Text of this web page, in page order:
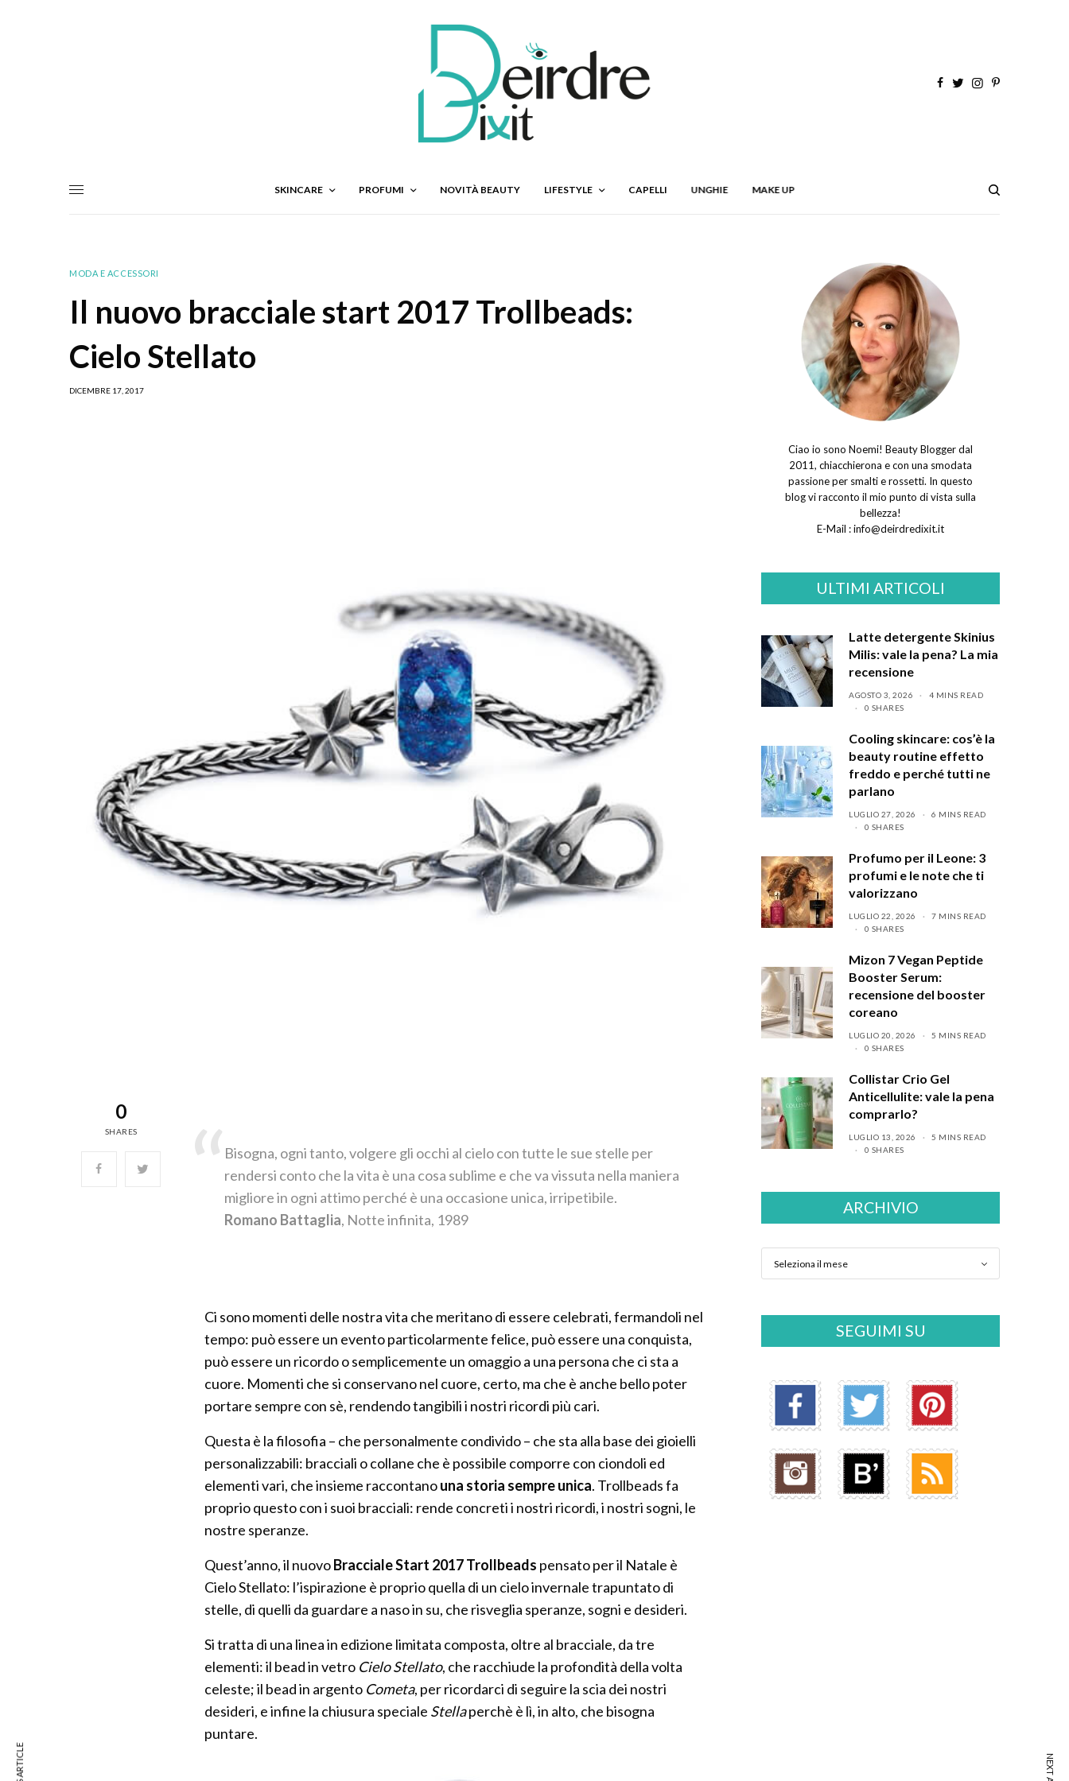
SKINCARE PROFUMI NOVITÀ BEAUTY LIFESTYLE CAPELLI UNGHIE MAKE UP
MODA E ACCESSORI
Il nuovo bracciale start 2017 Trollbeads:
Cielo Stellato
DICEMBRE 17, 2017
0
SHARES
Bisogna, ogni tanto, volgere gli occhi al cielo con tutte le sue stelle per
rendersi conto che la vita è una cosa sublime e che va vissuta nella maniera
migliore in ogni attimo perché è una occasione unica, irripetibile.
Romano Battaglia, Notte infinita, 1989
Ci sono momenti delle nostra vita che meritano di essere celebrati, fermandoli nel
tempo: può essere un evento particolarmente felice, può essere una conquista,
può essere un ricordo o semplicemente un omaggio a una persona che ci sta a
cuore. Momenti che si conservano nel cuore, certo, ma che è anche bello poter
portare sempre con sè, rendendo tangibili i nostri ricordi più cari.
Questa è la filosofia – che personalmente condivido – che sta alla base dei gioielli
personalizzabili: bracciali o collane che è possibile comporre con ciondoli ed
elementi vari, che insieme raccontanouna storia sempre unica. Trollbeads fa
proprio questo con i suoi bracciali: rende concreti i nostri ricordi, i nostri sogni, le
nostre speranze.
Quest’anno, il nuovoBracciale Start 2017 Trollbeads pensato per il Natale è
Cielo Stellato: l’ispirazione è proprio quella di un cielo invernale trapuntato di
stelle, di quelli da guardare a naso in su, che risveglia speranze, sogni e desideri.
Si tratta di una linea in edizione limitata composta, oltre al bracciale, da tre
elementi: il bead in vetro Cielo Stellato, che racchiude la profondità della volta
celeste; il bead in argento Cometa, per ricordarci di seguire la scia dei nostri
desideri, e infine la chiusura speciale Stellaperchè è lì, in alto, che bisogna
puntare.
Ciao io sono Noemi! Beauty Blogger dal
2011, chiacchierona e con una smodata
passione per smalti e rossetti. In questo
blog vi racconto il mio punto di vista sulla
bellezza!
E-Mail :info@deirdredixit.it
ULTIMI ARTICOLI
Latte detergente Skinius
Milis: vale la pena? La mia
recensione
AGOSTO 3, 2026
4 MINS READ
0 SHARES
Cooling skincare: cos’è la
beauty routine effetto
freddo e perché tutti ne
parlano
LUGLIO 27, 2026
6 MINS READ
0 SHARES
Profumo per il Leone: 3
profumi e le note che ti
valorizzano
LUGLIO 22, 2026
7 MINS READ
0 SHARES
Mizon 7 Vegan Peptide
Booster Serum:
recensione del booster
coreano
LUGLIO 20, 2026
5 MINS READ
0 SHARES
Collistar Crio Gel
Anticellulite: vale la pena
comprarlo?
LUGLIO 13, 2026
5 MINS READ
0 SHARES
ARCHIVIO
SEGUIMI SU